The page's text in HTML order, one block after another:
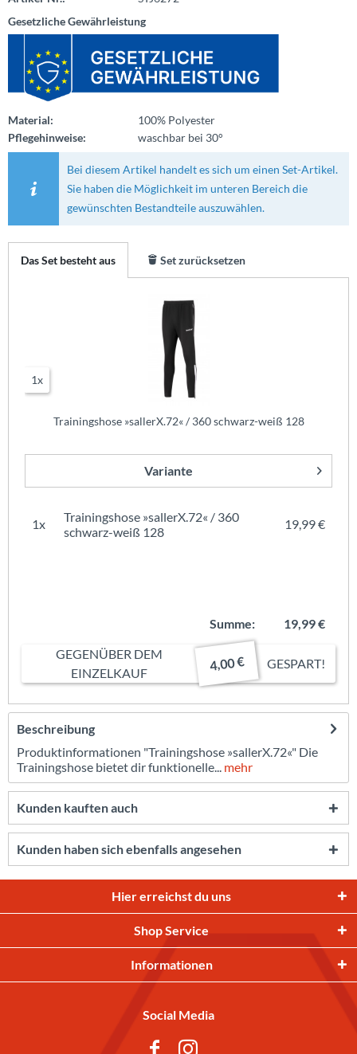
Gesetzliche Gewährleistung
Material:
100% Polyester
Pflegehinweise:
waschbar bei 30°
Bei diesem Artikel handelt es sich um einen Set-Artikel.
Sie haben die Möglichkeit im unteren Bereich die
gewünschten Bestandteile auszuwählen.
Das Set besteht aus Set zurücksetzen
1x
Trainingshose »sallerX.72« / 360 schwarz-weiß 128
Variante
1x
Trainingshose »sallerX.72« / 360
schwarz-weiß 128
19,99 €
Summe:
19,99 €
GEGENÜBER DEM
EINZELKAUF
4,00 € GESPART!
Beschreibung
Produktinformationen "Trainingshose »sallerX.72«" Die
Trainingshose bietet dir funktionelle... mehr
Kunden kauften auch
Kunden haben sich ebenfalls angesehen
Hier erreichst du uns
Shop Service
Informationen
Social Media